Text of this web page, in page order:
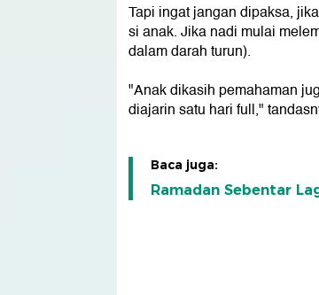
Tapi ingat jangan dipaksa,
si anak. Jika nadi mulai
dalam darah turun).
"Anak dikasih pemahaman
diajarin satu hari full,"
Baca juga:
Ramadan Sebentar